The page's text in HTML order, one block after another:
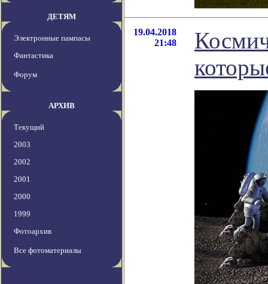
ДЕТЯМ
Электронные пампасы
Фантастика
Форум
АРХИВ
Текущий
2003
2002
2001
2000
1999
Фотоархив
Все фотоматериалы
19.04.2018
21:48